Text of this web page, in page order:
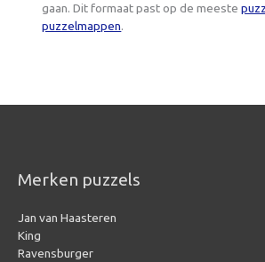
gaan. Dit formaat past op de meeste
puzzelmappen.
Merken puzzels
Jan van Haasteren
King
Ravensburger